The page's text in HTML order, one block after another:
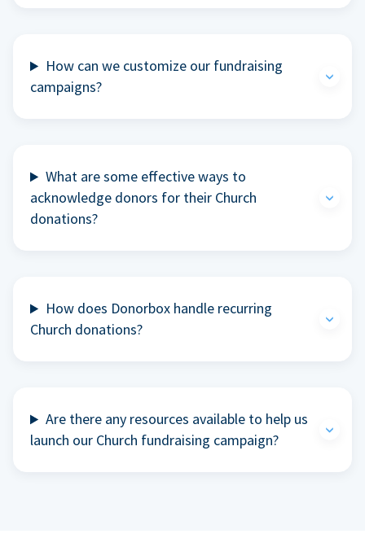
How can we customize our fundraising
campaigns?
What are some effective ways to
acknowledge donors for their Church
donations?
How does Donorbox handle recurring
Church donations?
Are there any resources available to help us
launch our Church fundraising campaign?